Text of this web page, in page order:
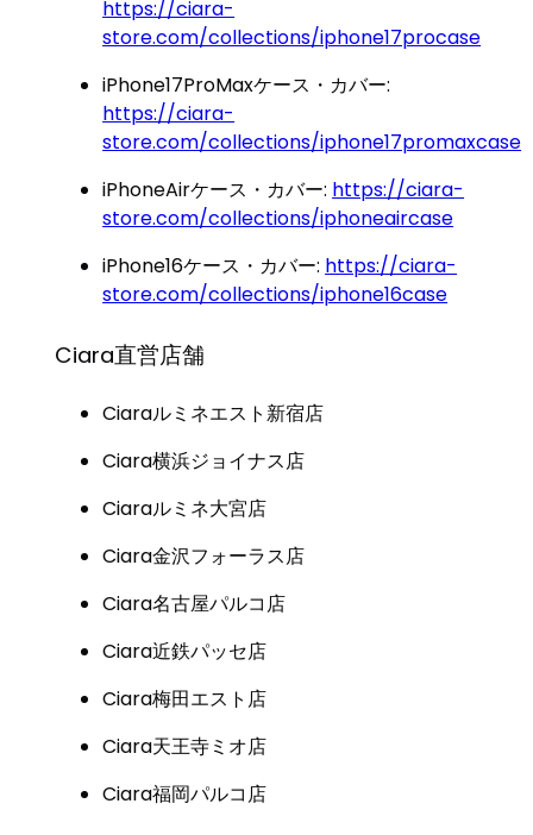
https://ciara-
store.com/collections/iphone17procase
iPhone17ProMaxケース・カバー:
https://ciara-
store.com/collections/iphone17promaxcase
iPhoneAirケース・カバー: https://ciara-
store.com/collections/iphoneaircase
iPhone16ケース・カバー: https://ciara-
store.com/collections/iphone16case
Ciara直営店舗
Ciaraルミネエスト新宿店
Ciara横浜ジョイナス店
Ciaraルミネ大宮店
Ciara金沢フォーラス店
Ciara名古屋パルコ店
Ciara近鉄パッセ店
Ciara梅田エスト店
Ciara天王寺ミオ店
Ciara福岡パルコ店